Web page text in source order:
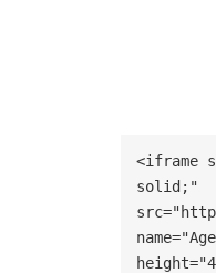
<iframe
solid;"